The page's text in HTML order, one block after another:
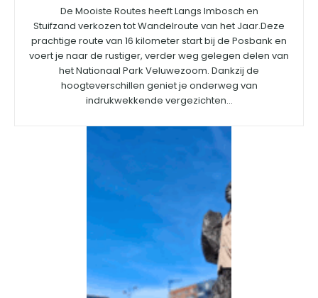
De Mooiste Routes heeft Langs Imbosch en
Stuifzand verkozen tot Wandelroute van het Jaar.Deze
prachtige route van 16 kilometer start bij de Posbank en
voert je naar de rustiger, verder weg gelegen delen van
het Nationaal Park Veluwezoom. Dankzij de
hoogteverschillen geniet je onderweg van
indrukwekkende vergezichten...